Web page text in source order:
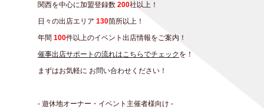
関西を中心に加盟登録数 200社以上！
日々の出店エリア 130箇所以上！
年間 100件以上のイベント出店情報をご案内！
催事出店サポートの流れはこちらでチェック を！
まずはお気軽に お問い合わせ ください！
- 遊休地オーナー・イベント主催者様向け -